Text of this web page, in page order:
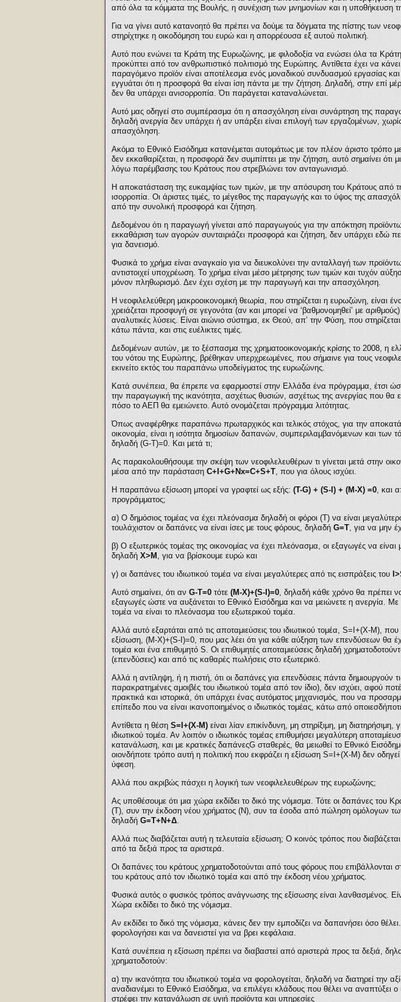
από όλα τα κόμματα της Βουλής, η συνέχιση των μνημονίων και η υποθήκευση
Για να γίνει αυτό κατανοητό θα πρέπει να δούμε τα δόγματα της πίστης των
στηρίχτηκε η οικοδόμηση του ευρώ και η απορρέουσα εξ αυτού πολιτική.
Αυτό που ενώνει τα Κράτη της Ευρωζώνης, με φιλοδοξία να ενώσει όλα τα
προκύπτει από τον ανθρωπιστικό πολιτισμό της Ευρώπης. Αντίθετα έχει να κάνει
παραγόμενο προϊόν είναι αποτέλεσμα ενός μοναδικού συνδυασμού εργασίας
εγγυάται ότι η προσφορά θα είναι ίση πάντα με την ζήτηση. Δηλαδή, στην επί
δεν θα υπάρχει ανισορροπία. Ότι παράγεται καταναλώνεται.
Αυτό μας οδηγεί στο συμπέρασμα ότι η απασχόληση είναι συνάρτηση της
δηλαδή ανεργία δεν υπάρχει ή αν υπάρξει είναι επιλογή των εργαζομένων,
απασχόληση.
Ακόμα το Εθνικό Εισόδημα κατανέμεται αυτομάτως με τον πλέον άριστο τρόπο
δεν εκκαθαρίζεται, η προσφορά δεν συμπίπτει με την ζήτηση, αυτό σημαίνει ότι
λόγω παρέμβασης του Κράτους που στρεβλώνει τον ανταγωνισμό.
Η αποκατάσταση της ευκαμψίας των τιμών, με την απόσυρση του Κράτους από
ισορροπία. Οι άριστες τιμές, το μέγεθος της παραγωγής και το ύψος της
από την συνολική προσφορά και ζήτηση.
Δεδομένου ότι η παραγωγή γίνεται από παραγωγούς για την απόκτηση
εκκαθάριση των αγορών συνταιριάζει προσφορά και ζήτηση, δεν υπάρχει εδώ
για δανεισμό.
Φυσικά το χρήμα είναι αναγκαίο για να διευκολύνει την ανταλλαγή των
αντιστοιχεί υποχρέωση. Το χρήμα είναι μέσο μέτρησης των τιμών και τυχόν
μόνον πληθωρισμό. Δεν έχει σχέση με την παραγωγή και την απασχόληση.
Η νεοφιλελεύθερη μακροοικονομική θεωρία, που στηρίζεται η ευρωζώνη, είναι
χρειάζεται προσφυγή σε γεγονότα (αν και μπορεί να ‘βαθμονομηθεί’ με
αναλυτικές λύσεις. Είναι αιώνιο σύστημα, εκ Θεού, απ’ την Φύση, που
κάτω πάντα, και στις ευέλικτες τιμές.
Δεδομένων αυτών, με το ξέσπασμα της χρηματοοικονομικής κρίσης το 2008, η
του νότου της Ευρώπης, βρέθηκαν υπερχρεωμένες, που σήμαινε για τους
εκινείτο εκτός του παραπάνω υποδείγματος της ευρωζώνης.
Κατά συνέπεια, θα έπρεπε να εφαρμοστεί στην Ελλάδα ένα πρόγραμμα, έτσι
την παραγωγική της ικανότητα, ασχέτως θυσιών, ασχέτως της ανεργίας που θα
πόσο το ΑΕΠ θα εμειώνετο. Αυτό ονομάζεται πρόγραμμα λιτότητας.
Όπως αναφέρθηκε παραπάνω πρωταρχικός και τελικός στόχος, για την
οικονομία, είναι η ισότητα δημοσίων δαπανών, συμπεριλαμβανόμενων και των
δηλαδή (G-T)=0. Και μετά τι;
Ας παρακολουθήσουμε την σκέψη των νεοφιλελευθέρων τι γίνεται μετά στην
μέσα από την παράσταση C+I+G+Nx=C+S+T, που για όλους ισχύει.
Η παραπάνω εξίσωση μπορεί να γραφτεί ως εξής: (T-G) + (S-I) + (M-X) =0, και
προγράμματος;
α) Ο δημόσιος τομέας να έχει πλεόνασμα δηλαδή οι φόροι (Τ) να είναι
τουλάχιστον οι δαπάνες να είναι ίσες με τους φόρους, δηλαδή G=T, για να μην
β) Ο εξωτερικός τομέας της οικονομίας να έχει πλεόνασμα, οι εξαγωγές να είναι
δηλαδή Χ>Μ , για να βρίσκουμε ευρώ και
γ) οι δαπάνες του ιδιωτικού τομέα να είναι μεγαλύτερες από τις εισπράξεις του
Αυτό σημαίνει, ότι αν G-T=0 τότε (Μ-Χ)+(S-I)=0, δηλαδή κάθε χρόνο θα πρέπει
εξαγωγές ώστε να αυξάνεται το Εθνικό Εισόδημα και να μειώνετε η ανεργία. Με
τομέα να είναι το πλεόνασμα του εξωτερικού τομέα.
Αλλά αυτό εξαρτάται από τις αποταμιεύσεις του ιδιωτικού τομέα, S=I+(X-M),
εξίσωση, (Μ-Χ)+(S-I)=0, που μας λέει ότι για κάθε αύξηση των επενδύσεων θα
τομέα και ένα επιθυμητό S. Οι επιθυμητές αποταμιεύσεις δηλαδή
(επενδύσεις) και από τις καθαρές πωλήσεις στο εξωτερικό.
Αλλά η αντίληψη, ή η πιστή, ότι οι δαπάνες για επενδύσεις πάντα δημιουργούν
παρακρατημένες αμοιβές του ιδιωτικού τομέα από τον ίδιο), δεν ισχύει, αφού
πρακτικά και ιστορικά, ότι υπάρχει ένας αυτόματος μηχανισμός, που να
επίπεδο που να είναι ικανοποιημένος ο ιδιωτικός τομέας, κάτω από
Αντίθετα η θέση S=I+(X-M) είναι λίαν επικίνδυνη, μη στηρίξιμη, μη διατηρήσιμη,
ιδιωτικού τομέα. Αν λοιπόν ο ιδιωτικός τομέας επιθυμήσει μεγαλύτερη
κατανάλωση, και με κρατικές δαπάνεςG σταθερές, θα μειωθεί το Εθνικό
οιονδήποτε τρόπο αυτή η πολιτική που εκφράζει η εξίσωση S=I+(X-M) δεν
ύφεση.
Αλλά που ακριβώς πάσχει η λογική των νεοφιλελευθέρων της ευρωζώνης;
Ας υποθέσουμε ότι μια χώρα εκδίδει το δικό της νόμισμα. Τότε οι δαπάνες του
(Τ), συν την έκδοση νέου χρήματος (Ν), συν τα έσοδα από πώληση ομόλογων
δηλαδή G=Τ+Ν+Δ.
Αλλά πως διαβάζεται αυτή η τελευταία εξίσωση; Ο κοινός τρόπος που
από τα δεξιά προς τα αριστερά.
Οι δαπάνες του κράτους χρηματοδοτούνται από τους φόρους που επιβάλλονται
του κράτους από τον ιδιωτικό τομέα και από την έκδοση νέου χρήματος.
Φυσικά αυτός ο φυσικός τρόπος ανάγνωσης της εξίσωσης είναι λανθασμένος.
Χώρα εκδίδει το δικό της νόμισμα.
Αν εκδίδει το δικό της νόμισμα, κάνεις δεν την εμποδίζει να δαπανήσει όσο
φορολογήσει και να δανειστεί για να βρει κεφάλαια.
Κατά συνέπεια η εξίσωση πρέπει να διαβαστεί από αριστερά προς τα δεξιά,
χρηματοδοτούν:
α) την ικανότητα του ιδιωτικού τομέα να φορολογείται, δηλαδή να διατηρεί την
αναδιανέμει το Εθνικό Εισόδημα, να επιλέγει κλάδους που θέλει να αναπτύξει ο
στρέφει την κατανάλωση σε υγιή προϊόντα και υπηρεσίες